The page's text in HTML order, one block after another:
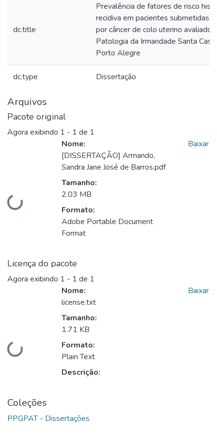
dc.title
Prevalência de fatores de risco
recidiva em pacientes submetidas
por câncer de colo uterino
Patologia da Irmandade Santa
Porto Alegre
dc.type Dissertação
Arquivos
Pacote original
Agora exibindo 1 - 1 de 1
Carregando...
Nome:
[DISSERTAÇÃO] Armando,
Sandra Jane José de Barros.pdf
Tamanho:
2.03 MB
Formato:
Adobe Portable Document
Format
Baixar
Licença do pacote
Agora exibindo 1 - 1 de 1
Carregando...
Nome:
license.txt
Tamanho:
1.71 KB
Formato:
Plain Text
Descrição:
Baixar
Coleções
PPGPAT - Dissertações